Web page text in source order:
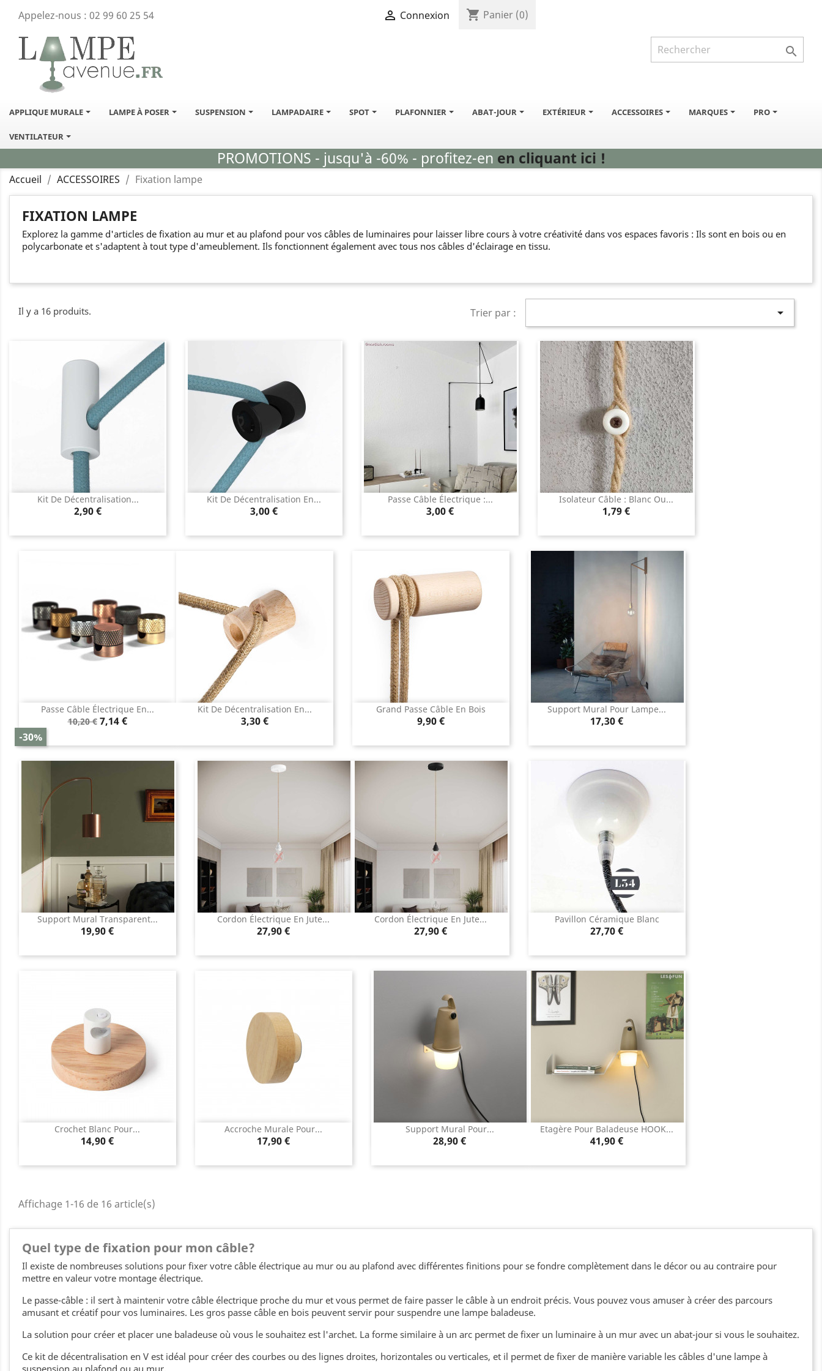
Appelez-nous : 02 99 60 25 54  Connexion shopping_cart Panier (0)

APPLIQUE MURALE LAMPE À POSER SUSPENSION LAMPADAIRE SPOT PLAFONNIER ABAT-JOUR EXTÉRIEUR ACCESSOIRES MARQUES PRO
VENTILATEUR
PROMOTIONS - jusqu'à -60% - profitez-en en cliquant ici !
Accueil ACCESSOIRES Fixation lampe
FIXATION LAMPE
Explorez la gamme d'articles de fixation au mur et au plafond pour vos câbles de luminaires pour laisser libre cours à votre créativité dans vos espaces favoris : Ils sont en bois ou en
polycarbonate et s'adaptent à tout type d'ameublement. Ils fonctionnent également avec tous nos câbles d'éclairage en tissu.
Il y a 16 produits. Trier par : 
Kit De Décentralisation...
Prix
2,90 €
 Aperçu rapide Kit De Décentralisation En...
Prix
3,00 €
Aperçu rapide Passe Câble Électrique :...
Prix
3,00 €
 Aperçu rapide Isolateur Câble : Blanc Ou...
Prix
1,79 €
Aperçu rapide
Passe Câble Électrique En...
Prix
base
10,20 €
-30%
Prix
7,14 €
Aperçu rapide Kit De Décentralisation En...
Prix
3,30 €
Aperçu rapide Grand Passe Câble En Bois
Prix
9,90 €
 Aperçu rapide Support Mural Pour Lampe...
Prix
17,30 €
Aperçu rapide
Support Mural Transparent...
Prix
19,90 €
 Aperçu rapide Cordon Électrique En Jute...
Prix
27,90 €
 Aperçu rapide Cordon Électrique En Jute...
Prix
27,90 €
 Aperçu rapide Pavillon Céramique Blanc
Prix
27,70 €
Aperçu rapide
Crochet Blanc Pour...
Prix
14,90 €
Aperçu rapide Accroche Murale Pour...
Prix
17,90 €
Aperçu rapide Support Mural Pour...
Prix
28,90 €
Aperçu rapide Etagère Pour Baladeuse HOOK...
Prix
41,90 €
Aperçu rapide
Affichage 1-16 de 16 article(s)
Quel type de fixation pour mon câble?
Il existe de nombreuses solutions pour fixer votre câble électrique au mur ou au plafond avec différentes finitions pour se fondre complètement dans le décor ou au contraire pour
mettre en valeur votre montage électrique.
Le passe-câble : il sert à maintenir votre câble électrique proche du mur et vous permet de faire passer le câble à un endroit précis. Vous pouvez vous amuser à créer des parcours
amusant et créatif pour vos luminaires. Les gros passe câble en bois peuvent servir pour suspendre une lampe baladeuse.
La solution pour créer et placer une baladeuse où vous le souhaitez est l'archet. La forme similaire à un arc permet de fixer un luminaire à un mur avec un abat-jour si vous le souhaitez.
Ce kit de décentralisation en V est idéal pour créer des courbes ou des lignes droites, horizontales ou verticales, et il permet de fixer de manière variable les câbles d'une lampe à
suspension au plafond ou au mur.